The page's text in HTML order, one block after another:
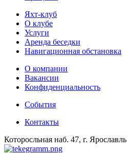
Яхт-клуб
О клубе
Услуги
Аренда беседки
Навигационная обстановка
О компании
Вакансии
Конфиденциальность
События
Контакты
Которосльная наб. 47, г. Ярославль